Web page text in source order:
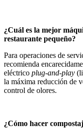
¿Cuál es la mejor
restaurante pequeño?
Para operaciones de
recomienda
eléctrico plug-and-play
la máxima reducción de
control de olores.
¿Cómo hacer